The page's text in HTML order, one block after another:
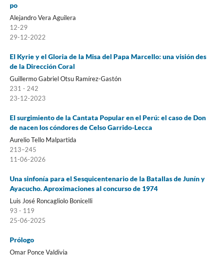
po
Alejandro Vera Aguilera
12-29
29-12-2022
El Kyrie y el Gloria de la Misa del Papa Marcello: una visión des
de la Dirección Coral
Guillermo Gabriel Otsu Ramírez-Gastón
231 - 242
23-12-2023
El surgimiento de la Cantata Popular en el Perú: el caso de Don
de nacen los cóndores de Celso Garrido-Lecca
Aurelio Tello Malpartida
213–245
11-06-2026
Una sinfonía para el Sesquicentenario de la Batallas de Junín y
Ayacucho. Aproximaciones al concurso de 1974
Luis José Roncagliolo Bonicelli
93 - 119
25-06-2025
Prólogo
Omar Ponce Valdivia